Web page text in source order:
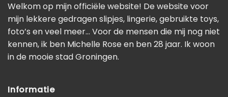
Welkom op mijn officiële website! De website voor
mijn lekkere gedragen slipjes, lingerie, gebruikte toys,
foto’s en veel meer… Voor de mensen die mij nog niet
kennen, ik ben Michelle Rose en ben 28 jaar. Ik woon
in de mooie stad Groningen.
Informatie